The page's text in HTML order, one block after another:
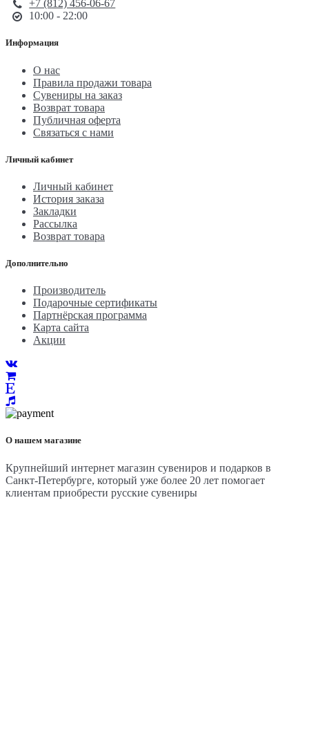
+7 (812) 456-06-67
10:00 - 22:00
Информация
О нас
Правила продажи товара
Сувениры на заказ
Возврат товара
Публичная оферта
Связаться с нами
Личный кабинет
Личный кабинет
История заказа
Закладки
Рассылка
Возврат товара
Дополнительно
Производитель
Подарочные сертификаты
Партнёрская программа
Карта сайта
Акции
О нашем магазине
Крупнейший интернет магазин сувениров и подарков в
Санкт-Петербурге, который уже более 20 лет помогает
клиентам приобрести русские сувениры